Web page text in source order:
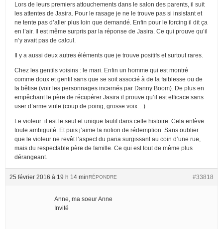
Lors de leurs premiers attouchements dans le salon des parents, il suit
les attentes de Jasira. Pour le rasage je ne le trouve pas si insistant et
ne tente pas d’aller plus loin que demandé. Enfin pour le forcing il dit ça
en l’air. Il est même surpris par la réponse de Jasira. Ce qui prouve qu’il
n’y avait pas de calcul.
Il y a aussi deux autres éléments que je trouve positifs et surtout rares.
Chez les gentils voisins : le mari. Enfin un homme qui est montré
comme doux et gentil sans que se soit associé à de la faiblesse ou de
la bêtise (voir les personnages incarnés par Danny Boom). De plus en
empêchant le père de récupérer Jasira il prouve qu’il est efficace sans
user d’arme virile (coup de poing, grosse voix…)
Le violeur: il est le seul et unique fautif dans cette histoire. Cela enlève
toute ambiguïté. Et puis j’aime la notion de rédemption. Sans oublier
que le violeur ne revêt l’aspect du paria surgissant au coin d’une rue,
mais du respectable père de famille. Ce qui est tout de même plus
dérangeant.
25 février 2016 à 19 h 14 min #33818
RÉPONDRE
Anne, ma soeur Anne
Invité